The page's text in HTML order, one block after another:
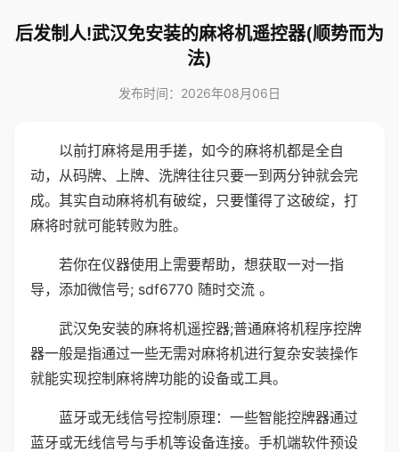
后发制人!武汉免安装的麻将机遥控器(顺势而为
法)
发布时间：2026年08月06日
以前打麻将是用手搓，如今的麻将机都是全自
动，从码牌、上牌、洗牌往往只要一到两分钟就会完
成。其实自动麻将机有破绽，只要懂得了这破绽，打
麻将时就可能转败为胜。
若你在仪器使用上需要帮助，想获取一对一指
导，添加微信号; sdf6770 随时交流 。
武汉免安装的麻将机遥控器;普通麻将机程序控牌
器一般是指通过一些无需对麻将机进行复杂安装操作
就能实现控制麻将牌功能的设备或工具。
蓝牙或无线信号控制原理：一些智能控牌器通过
蓝牙或无线信号与手机等设备连接。手机端软件预设